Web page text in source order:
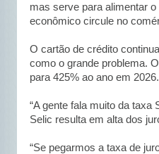
mas serve para alimentar
econômico circule no
O cartão de crédito
como o grande problema.
para 425% ao ano em 2026.
“A gente fala muito da
Selic resulta em alta dos
“Se pegarmos a taxa de